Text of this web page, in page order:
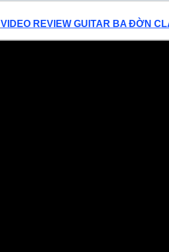
VIDEO REVIEW GUITAR BA ĐỜN